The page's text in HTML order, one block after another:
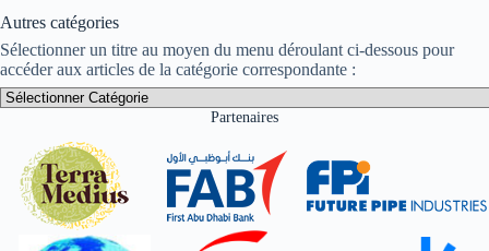
Autres catégories
Sélectionner un titre au moyen du menu déroulant ci-dessous pour
accéder aux articles de la catégorie correspondante :
Catégories
Partenaires